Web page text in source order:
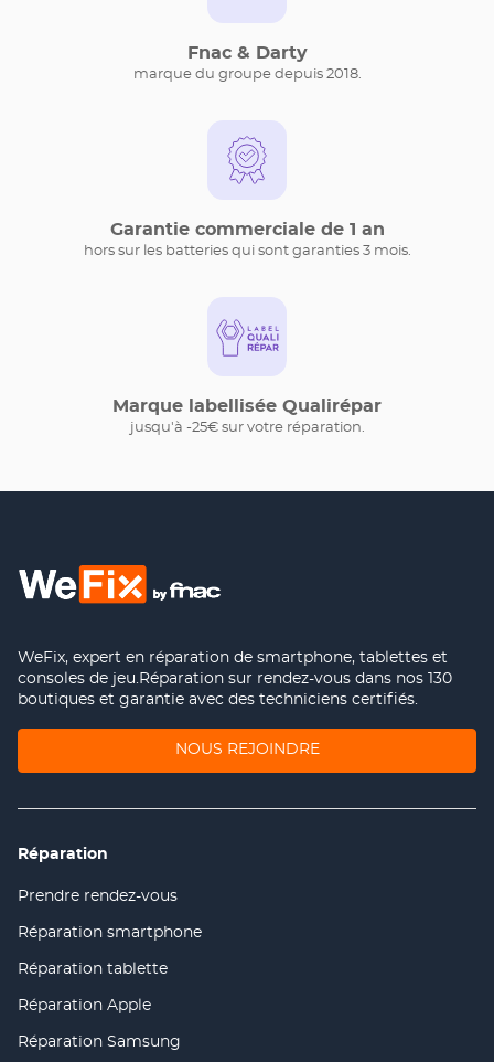
Fnac & Darty
marque du groupe depuis 2018.
Garantie commerciale de 1 an
hors sur les batteries qui sont garanties 3 mois.
Marque labellisée Qualirépar
jusqu'à -25€ sur votre réparation.
WeFix, expert en réparation de smartphone, tablettes et
consoles de jeu.Réparation sur rendez-vous dans nos 130
boutiques et garantie avec des techniciens certifiés.
NOUS REJOINDRE(OUVRE
DANS
NOUVELLE
Réparation
Prendre rendez-vous
(ouvre
dans
nouvelle
Réparation smartphone
(ouvre
dans
nouvelle
Réparation tablette
(ouvre
dans
nouvelle
Réparation Apple
(ouvre
dans
Réparation Samsung
(ouvre